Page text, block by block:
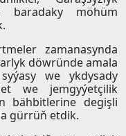
baradaky möhüm
zamanasynda
döwründe amala
we ykdysady
we jemgyýetçilik
bähbitlerine degişli
gürrüň etdik.